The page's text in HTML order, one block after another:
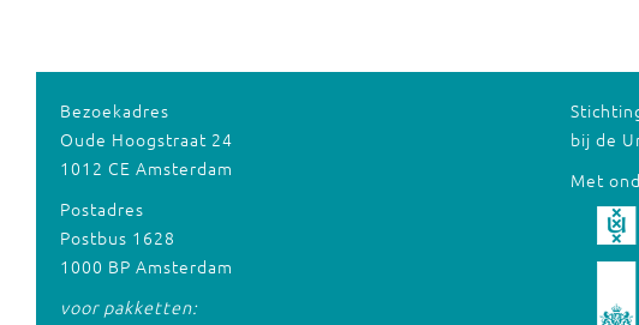
Bezoekadres
Oude Hoogstraat 24
1012 CE Amsterdam
Postadres
Postbus 1628
1000 BP Amsterdam
voor pakketten:
bij de
Met